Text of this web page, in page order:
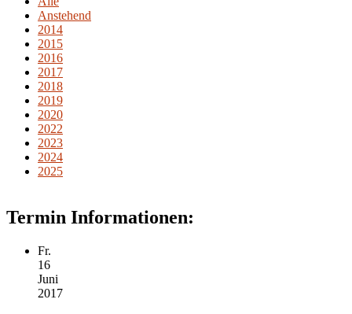
Anstehend
2014
2015
2016
2017
2018
2019
2020
2022
2023
2024
2025
Termin Informationen:
Fr.
16
Juni
2017